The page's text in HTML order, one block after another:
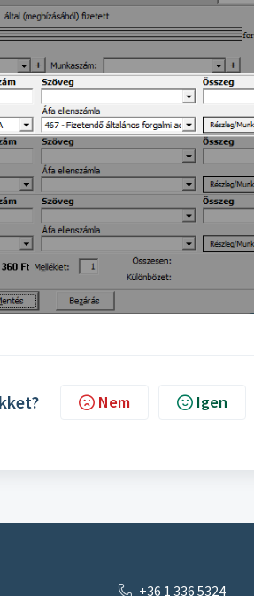
Nem Igen
+36 1 336 5324